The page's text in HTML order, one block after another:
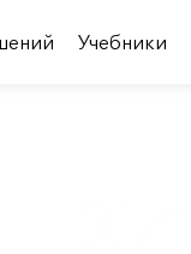
Учебники